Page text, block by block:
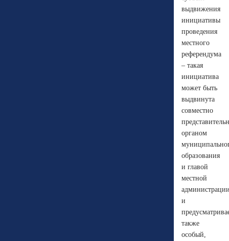
выдвижения
инициативы
проведения
местного
референдума
– такая
инициатива
может быть
выдвинута
совместно
органом
образования
и главой
местной
и
также
особый,